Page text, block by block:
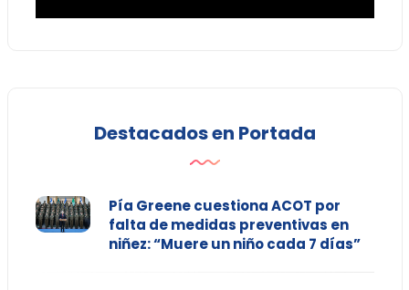
Destacados en Portada
Pía Greene cuestiona ACOT por
falta de medidas preventivas en
niñez: “Muere un niño cada 7 días”